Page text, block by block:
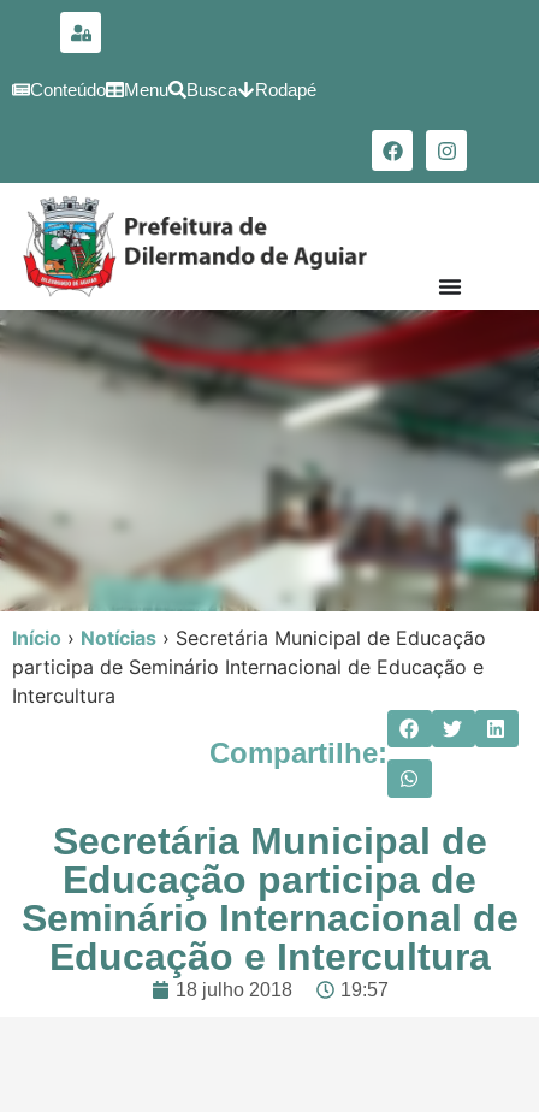
conteúdo
Conteúdo Menu Busca Rodapé
Início › Notícias › Secretária Municipal de Educação
participa de Seminário Internacional de Educação e
Intercultura
Compartilhe:
Secretária Municipal de
Educação participa de
Seminário Internacional de
Educação e Intercultura
18 julho 2018 19:57